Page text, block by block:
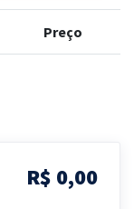
Preço
R$ 0,00